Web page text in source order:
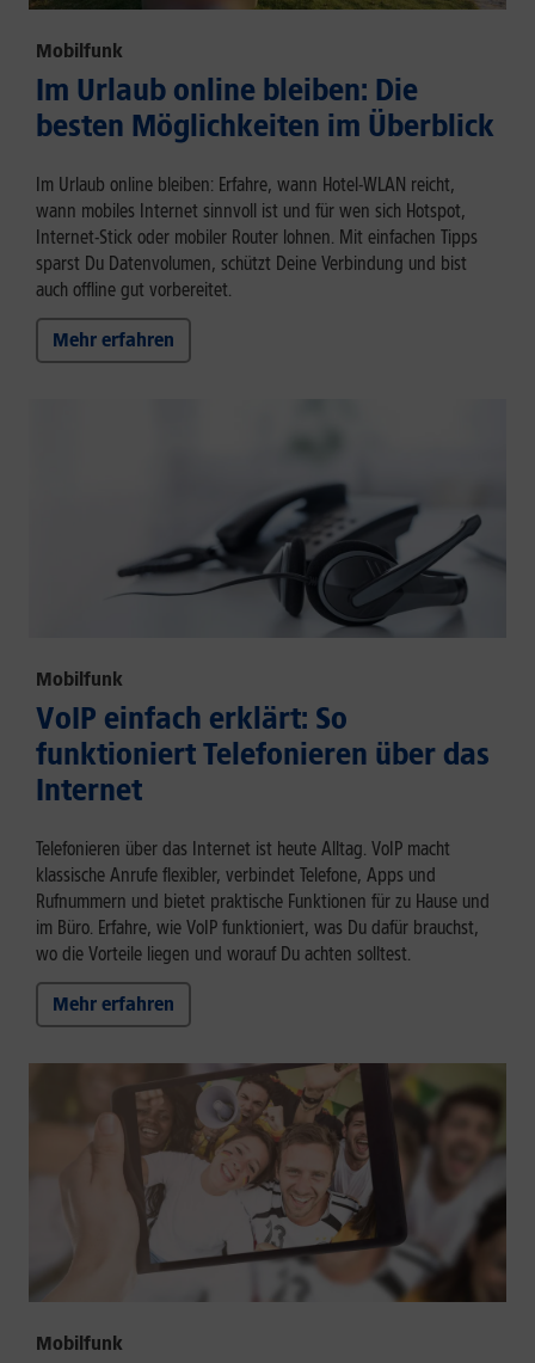
Mobilfunk
Im Urlaub online bleiben: Die
besten Möglichkeiten im Überblick
Im Urlaub online bleiben: Erfahre, wann Hotel-WLAN reicht,
wann mobiles Internet sinnvoll ist und für wen sich Hotspot,
Internet-Stick oder mobiler Router lohnen. Mit einfachen Tipps
sparst Du Datenvolumen, schützt Deine Verbindung und bist
auch offline gut vorbereitet.
Mehr erfahren
Mobilfunk
VoIP einfach erklärt: So
funktioniert Telefonieren über das
Internet
Telefonieren über das Internet ist heute Alltag. VoIP macht
klassische Anrufe flexibler, verbindet Telefone, Apps und
Rufnummern und bietet praktische Funktionen für zu Hause und
im Büro. Erfahre, wie VoIP funktioniert, was Du dafür brauchst,
wo die Vorteile liegen und worauf Du achten solltest.
Mehr erfahren
Mobilfunk